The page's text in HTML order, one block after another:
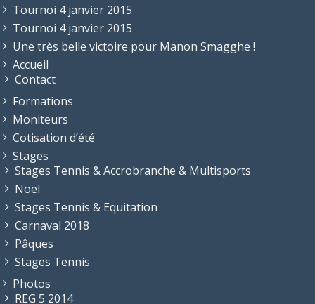
Tournoi 4 janvier 2015
Tournoi 4 janvier 2015
Une très belle victoire pour Manon Smagghe !
Accueil
Contact
Formations
Moniteurs
Cotisation d’été
Stages
Stages Tennis & Accrobranche & Multisports
Noël
Stages Tennis & Equitation
Carnaval 2018
Pâques
Stages Tennis
Photos
REG 5 2014